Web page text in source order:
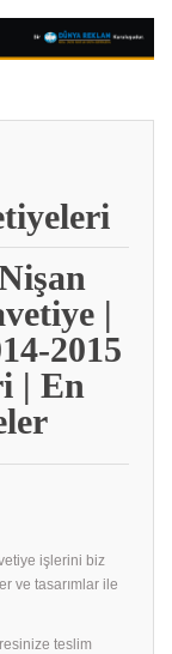
|
2015
| En
işlerini biz
ve tasarımlar ile
teslim